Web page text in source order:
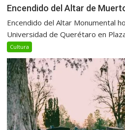
Encendido del Altar de
Encendido del Altar Monumental
Universidad de Querétaro en
Cultura